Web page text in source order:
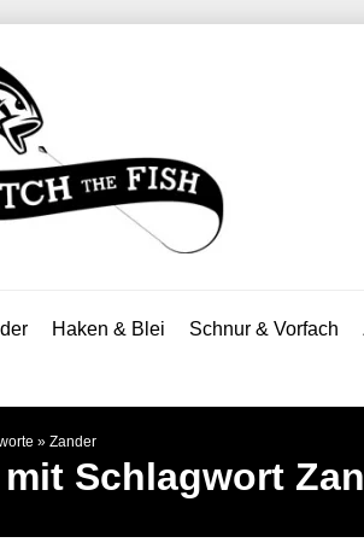
Haken & Blei Schnur & Vorfach
» Zander
Schlagwort